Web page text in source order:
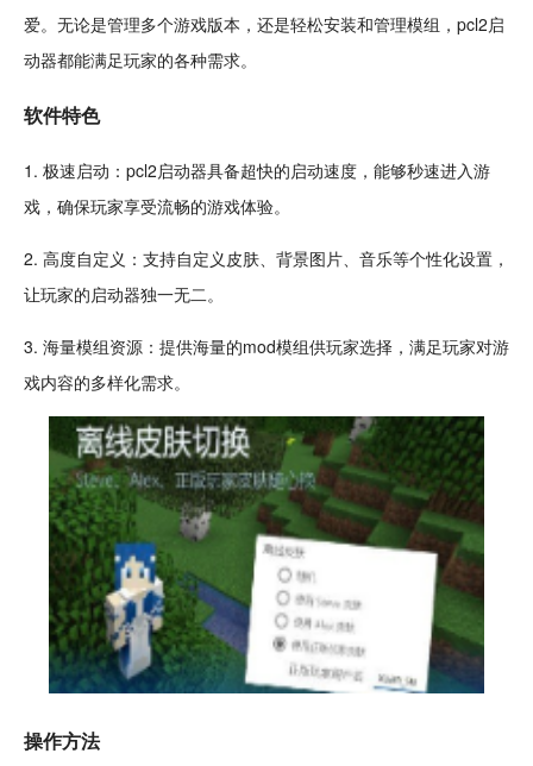
爱。无论是管理多个游戏版本，还是轻松安装和管理模组 ，pcl2启
动器都能满足玩家的各种需求。
软件特色
1. 极速启动：pcl2启动器具备超快的启动速度，能够秒速进入游
戏，确保玩家享受流畅的游戏体验。
2. 高度自定义：支持自定义皮肤、背景图片、 音乐等个性化设置，
让玩家的启动器独一无二。
3. 海量模组资源 ：提供海量的mod模组供玩家选择，满足玩家对游
戏内容的多样化需求。
操作方法